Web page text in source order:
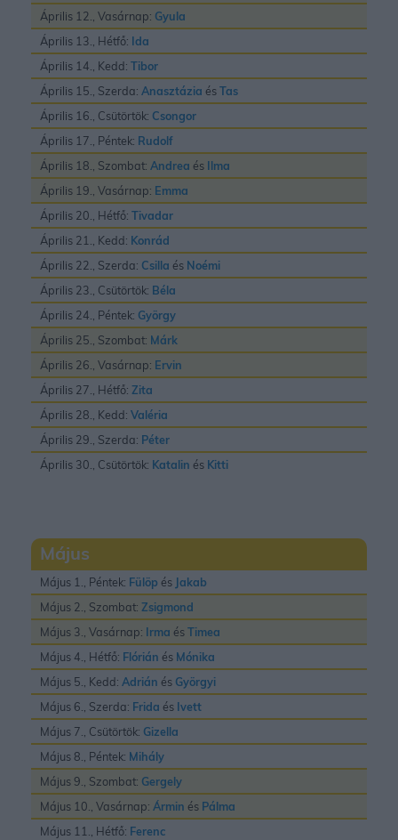
Április 12., Vasárnap: Gyula
Április 13., Hétfő: Ida
Április 14., Kedd: Tibor
Április 15., Szerda: Anasztázia ésTas
Április 16., Csütörtök: Csongor
Április 17., Péntek: Rudolf
Április 18., Szombat: Andrea és Ilma
Április 19., Vasárnap: Emma
Április 20., Hétfő: Tivadar
Április 21., Kedd: Konrád
Április 22., Szerda: Csilla és Noémi
Április 23., Csütörtök: Béla
Április 24., Péntek: György
Április 25., Szombat: Márk
Április 26., Vasárnap: Ervin
Április 27., Hétfő: Zita
Április 28., Kedd: Valéria
Április 29., Szerda: Péter
Április 30., Csütörtök: Katalin és Kitti
Május
Május 1., Péntek: Fülöp és Jakab
Május 2., Szombat: Zsigmond
Május 3., Vasárnap: Irma ésTimea
Május 4., Hétfő: Flórián és Mónika
Május 5., Kedd: Adrián és Györgyi
Május 6., Szerda: Frida és Ivett
Május 7., Csütörtök: Gizella
Május 8., Péntek: Mihály
Május 9., Szombat: Gergely
Május 10., Vasárnap: Ármin és Pálma
Május 11., Hétfő: Ferenc